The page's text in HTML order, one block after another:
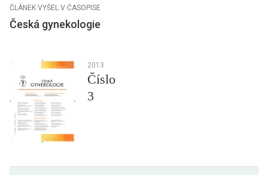
ČLÁNEK VYŠEL V ČASOPISE
Česká gynekologie
2013
Číslo
3